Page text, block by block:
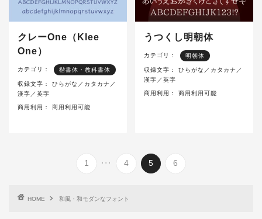
クレーOne（Klee
One）
カテゴリ： 楷書体・教科書体
収録文字：
ひらがな／カタカナ／
漢字／英字
商用利用： 商用利用可能
うつくし明朝体
カテゴリ： 明朝体
収録文字：
ひらがな／カタカナ／
漢字／英字
商用利用： 商用利用可能
1 ... 4 5 6
HOME 和風・和モダンなフォント